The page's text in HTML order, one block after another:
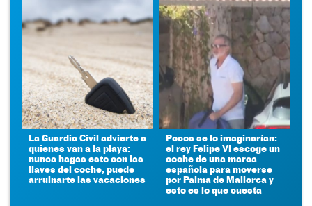
La Guardia Civil advierte a
quienes van a la playa:
nunca hagas esto con las
llaves del coche, puede
arruinarte las vacaciones
Pocos se lo imaginarían:
el rey Felipe VI escoge un
coche de una marca
española para moverse
por Palma de Mallorca y
esto es lo que cuesta